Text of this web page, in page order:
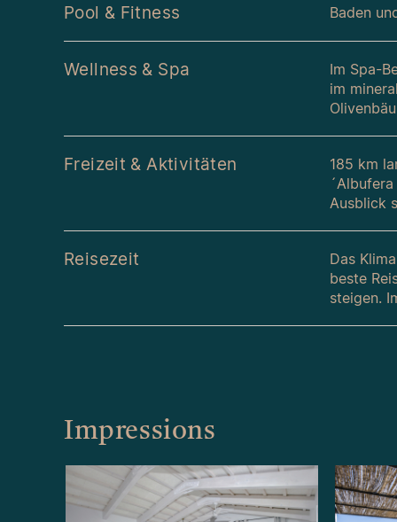
Pool & Fitness Baden
Wellness & Spa
Im Spa-
im
Freizeit & Aktivitäten
185 km
Ausblick
Reisezeit
Das
beste
steigen.
Impressions